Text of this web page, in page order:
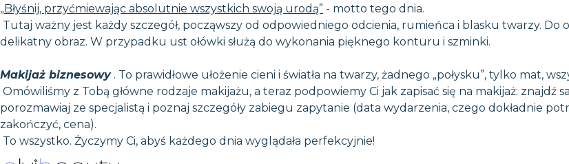
„Błyśnij, przyćmiewając absolutnie wszystkich swoją urodą” - motto tego dnia.
Tutaj ważny jest każdy szczegół, począwszy od odpowiedniego odcienia, rumieńca i blasku twarzy.
delikatny obraz. W przypadku ust ołówki służą do wykonania pięknego konturu i szminki.
Makijaż biznesowy. To prawidłowe ułożenie cieni i światła na twarzy, żadnego „połysku”, tylko mat,
Omówiliśmy z Tobą główne rodzaje makijażu, a teraz podpowiemy Ci jak zapisać się na makijaż:
porozmawiaj ze specjalistą i poznaj szczegóły zabiegu zapytanie (data wydarzenia, czego dokładnie
zakończyć, cena).
To wszystko. Życzymy Ci, abyś każdego dnia wyglądała perfekcyjnie!